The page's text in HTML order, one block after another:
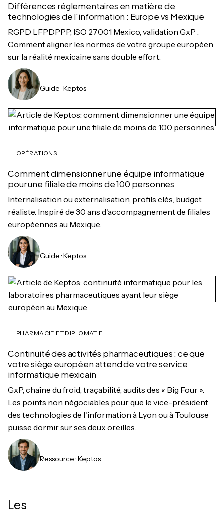
Différences réglementaires en matière de
technologies de l'information : Europe vs Mexique
RGPD LFPDPPP, ISO 27001 Mexico, validation GxP .
Comment aligner les normes de votre groupe européen
sur la réalité mexicaine sans double effort.
Guide · Keptos
OPÉRATIONS
Comment dimensionner une équipe informatique
pour une filiale de moins de 100 personnes
Internalisation ou externalisation, profils clés, budget
réaliste. Inspiré de 30 ans d'accompagnement de filiales
européennes au Mexique.
Guide · Keptos
PHARMACIE ET DIPLOMATIE
Continuité des activités pharmaceutiques : ce que
votre siège européen attend de votre service
informatique mexicain
GxP, chaîne du froid, traçabilité, audits des « Big Four ».
Les points non négociables pour que le vice-président
des technologies de l'information à Lyon ou à Toulouse
puisse dormir sur ses deux oreilles.
Ressource · Keptos
Les